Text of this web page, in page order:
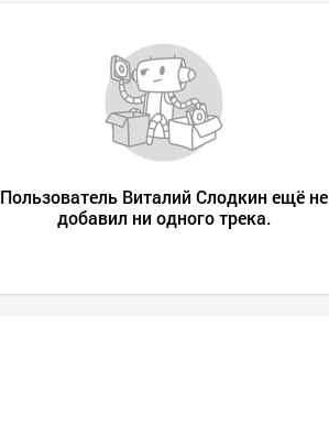
Пользователь Виталий Слодкин eщё не
добавил ни одного трека.